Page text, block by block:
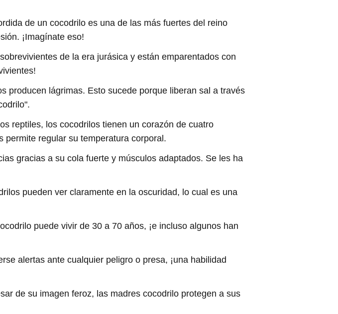
de un cocodrilo es una de las más fuertes del reino
¡Imagínate eso!
de la era jurásica y están emparentados con
producen lágrimas. Esto sucede porque liberan sal a través
reptiles, los cocodrilos tienen un corazón de cuatro
regular su temperatura corporal.
gracias a su cola fuerte y músculos adaptados. Se les ha
pueden ver claramente en la oscuridad, lo cual es una
puede vivir de 30 a 70 años, ¡e incluso algunos han
alertas ante cualquier peligro o presa, ¡una habilidad
de su imagen feroz, las madres cocodrilo protegen a sus